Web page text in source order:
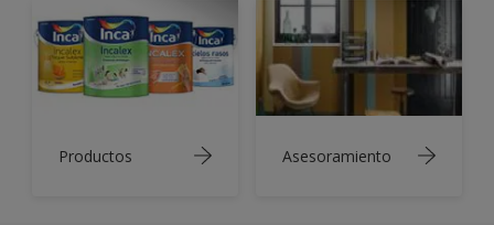
Productos Asesoramiento